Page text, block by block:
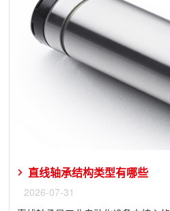
直线轴承结构类型有哪些
2026-07-31